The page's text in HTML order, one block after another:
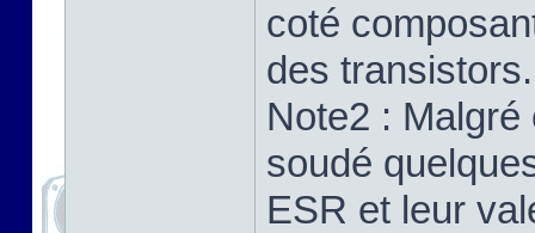
coté
des transistors.
Note2 :
soudé
ESR et leur